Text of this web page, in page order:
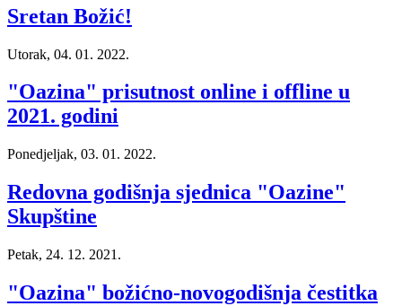
Sretan Božić!
Utorak, 04. 01. 2022.
"Oazina" prisutnost online i offline u
2021. godini
Ponedjeljak, 03. 01. 2022.
Redovna godišnja sjednica "Oazine"
Skupštine
Petak, 24. 12. 2021.
"Oazina" božićno-novogodišnja čestitka